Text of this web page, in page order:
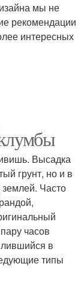
мы не
рекомендации
интересных
Высадка
грунт, но и в
Часто
часов
в
типы